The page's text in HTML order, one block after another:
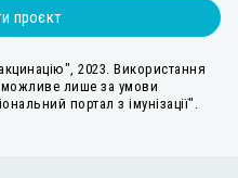
проєкт
2023. Використання
можливе лише за умови
портал з імунізації".